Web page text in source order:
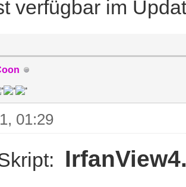
verfügbar im
01:29